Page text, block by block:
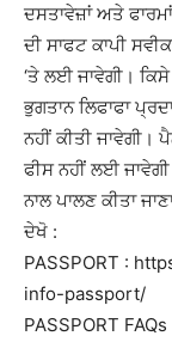
ਦਸਤਾਵੇਜ਼ਾਂ ਅਤੇ
ਦੀ ਸਾਫਟ ਕਾਪੀ
‘ਤੇ ਲਈ ਜਾਵੇਗੀ।
ਭੁਗਤਾਨ ਲਿਫਾਫਾ
ਨਹੀਂ ਕੀਤੀ
ਫੀਸ ਨਹੀਂ ਲਈ
ਨਾਲ ਪਾਲਣ ਕੀਤਾ
ਦੇਖੋ :
PASSPORT :
info-passport/
PASSPORT FAQs